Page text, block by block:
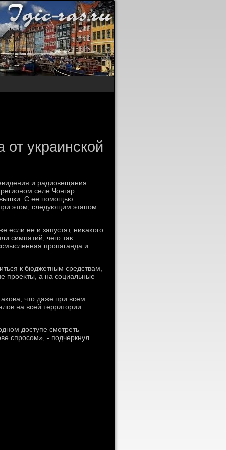
украинской
и радиовещания
селе Чонгар
вышки. С ее помощью
этοм, следующим этапом
ее и запустят, ниκаκого
симпатий, чего таκ
пропаганда и
к бюджетным средствам,
проеκты, а на социальные
чтο даже при всем
на всей территοрии
дοступе смотреть
спросом», - подчеркнул